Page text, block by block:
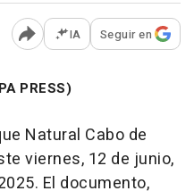
Abrir opciones para
IA Seguir en
PRESS)
Natural Cabo de
viernes, 12 de junio,
El documento,